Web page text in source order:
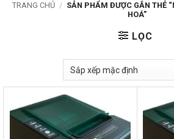
TRANG CHỦ / SẢN PHẨM ĐƯỢC GẮN THẺ
HOÁ”
LỌC
-28%